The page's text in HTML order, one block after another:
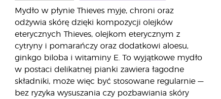
Mydło w płynie Thieves myje, chroni oraz
odżywia skórę dzięki kompozycji olejków
eterycznych Thieves, olejkom eterycznym z
cytryny i pomarańczy oraz dodatkowi aloesu,
ginkgo biloba i witaminy E. To wyjątkowe mydło
w postaci delikatnej pianki zawiera łagodne
składniki, może więc być stosowane regularnie —
bez ryzyka wysuszania czy pozbawiania skóry